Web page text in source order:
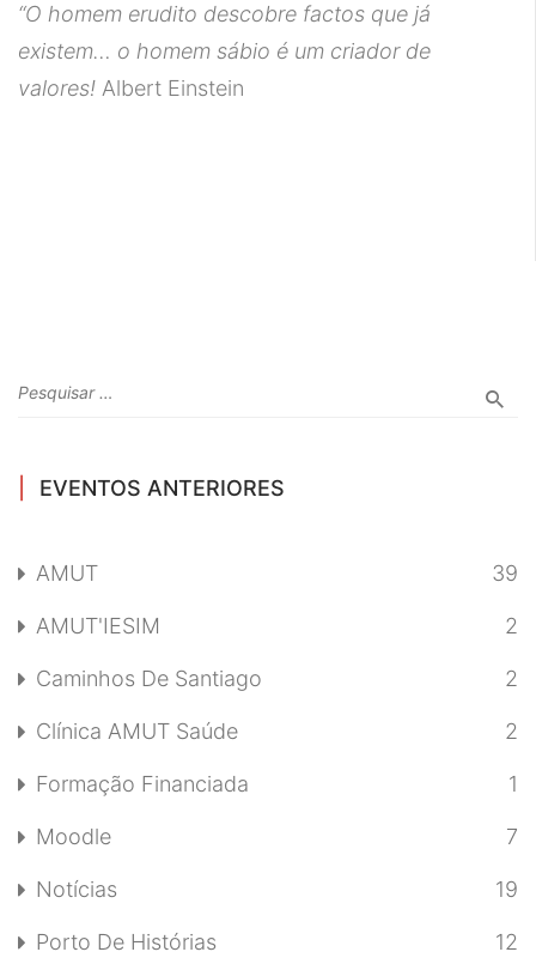
“O homem erudito descobre factos que já
existem… o homem sábio é um criador de
valores! Albert Einstein
EVENTOS ANTERIORES
AMUT 39
AMUT'IESIM 2
Caminhos De Santiago 2
Clínica AMUT Saúde 2
Formação Financiada 1
Moodle 7
Notícias 19
Porto De Histórias 12